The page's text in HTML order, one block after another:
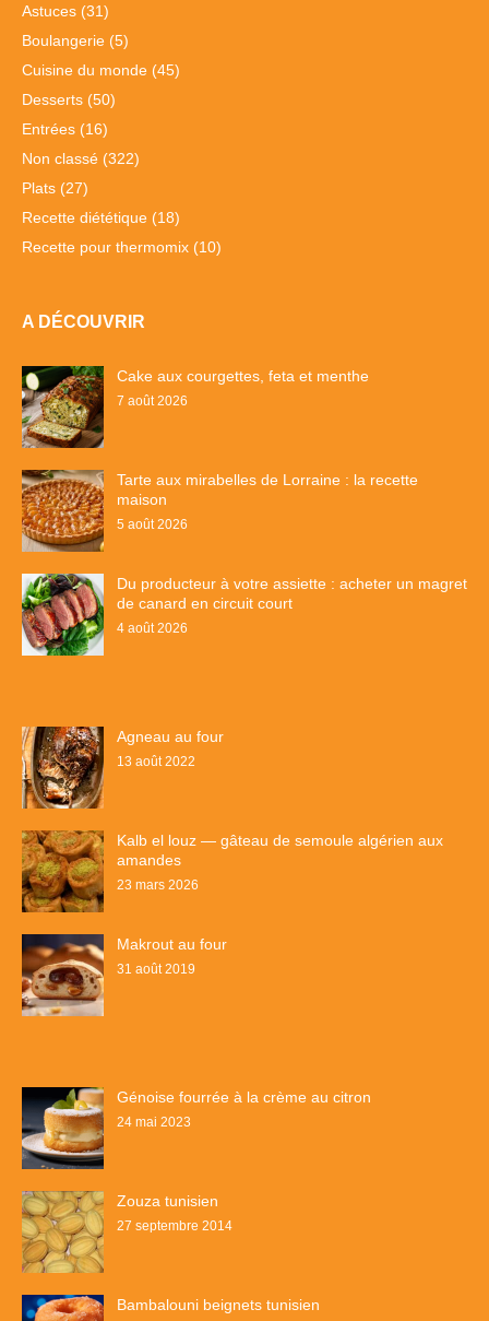
Astuces (31)
Boulangerie (5)
Cuisine du monde (45)
Desserts (50)
Entrées (16)
Non classé (322)
Plats (27)
Recette diététique (18)
Recette pour thermomix (10)
A DÉCOUVRIR
Cake aux courgettes, feta et menthe
7 août 2026
Tarte aux mirabelles de Lorraine : la recette
maison
5 août 2026
Du producteur à votre assiette : acheter un magret
de canard en circuit court
4 août 2026
Agneau au four
13 août 2022
Kalb el louz — gâteau de semoule algérien aux
amandes
23 mars 2026
Makrout au four
31 août 2019
Génoise fourrée à la crème au citron
24 mai 2023
Zouza tunisien
27 septembre 2014
Bambalouni beignets tunisien